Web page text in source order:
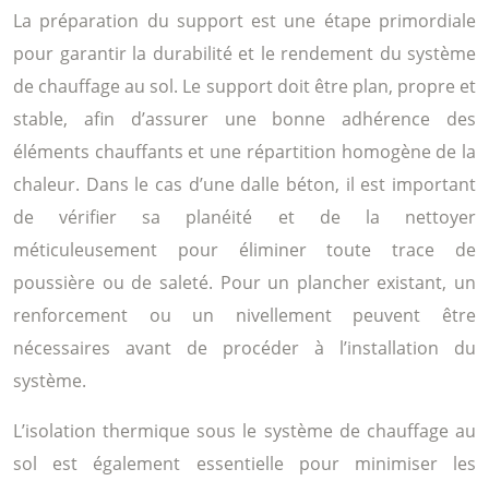
La préparation du support est une étape primordiale
pour garantir la durabilité et le rendement du système
de chauffage au sol. Le support doit être plan, propre et
stable, afin d’assurer une bonne adhérence des
éléments chauffants et une répartition homogène de la
chaleur. Dans le cas d’une dalle béton, il est important
de vérifier sa planéité et de la nettoyer
méticuleusement pour éliminer toute trace de
poussière ou de saleté. Pour un plancher existant, un
renforcement ou un nivellement peuvent être
nécessaires avant de procéder à l’installation du
système.
L’isolation thermique sous le système de chauffage au
sol est également essentielle pour minimiser les